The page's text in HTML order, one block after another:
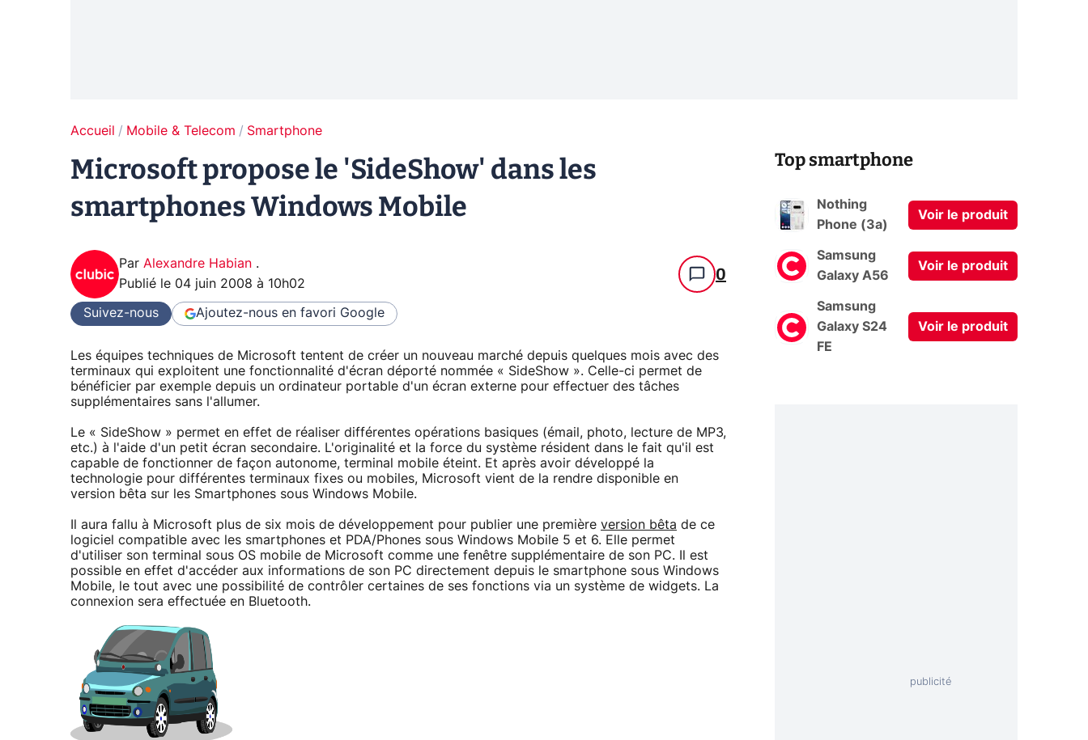
Accueil Mobile & Telecom Smartphone
Microsoft propose le 'SideShow' dans les
smartphones Windows Mobile
Par Alexandre Habian .
Publié le 04 juin 2008 à 10h02 0
Suivez-nous Ajoutez-nous en favori Google
Les équipes techniques de Microsoft tentent de créer un nouveau marché depuis quelques mois avec des
terminaux qui exploitent une fonctionnalité d'écran déporté nommée « SideShow ». Celle-ci permet de
bénéficier par exemple depuis un ordinateur portable d'un écran externe pour effectuer des tâches
supplémentaires sans l'allumer.
Le « SideShow » permet en effet de réaliser différentes opérations basiques (émail, photo, lecture de MP3,
etc.) à l'aide d'un petit écran secondaire. L'originalité et la force du système résident dans le fait qu'il est
capable de fonctionner de façon autonome, terminal mobile éteint. Et après avoir développé la
technologie pour différentes terminaux fixes ou mobiles, Microsoft vient de la rendre disponible en
version bêta sur les Smartphones sous Windows Mobile.
Il aura fallu à Microsoft plus de six mois de développement pour publier une première version bêta de ce
logiciel compatible avec les smartphones et PDA/Phones sous Windows Mobile 5 et 6. Elle permet
d'utiliser son terminal sous OS mobile de Microsoft comme une fenêtre supplémentaire de son PC. Il est
possible en effet d'accéder aux informations de son PC directement depuis le smartphone sous Windows
Mobile, le tout avec une possibilité de contrôler certaines de ses fonctions via un système de widgets. La
connexion sera effectuée en Bluetooth.
Top smartphone
Nothing
Phone (3a)
Voir le produit
Samsung
Galaxy A56
Voir le produit
Samsung
Galaxy S24
FE
Voir le produit